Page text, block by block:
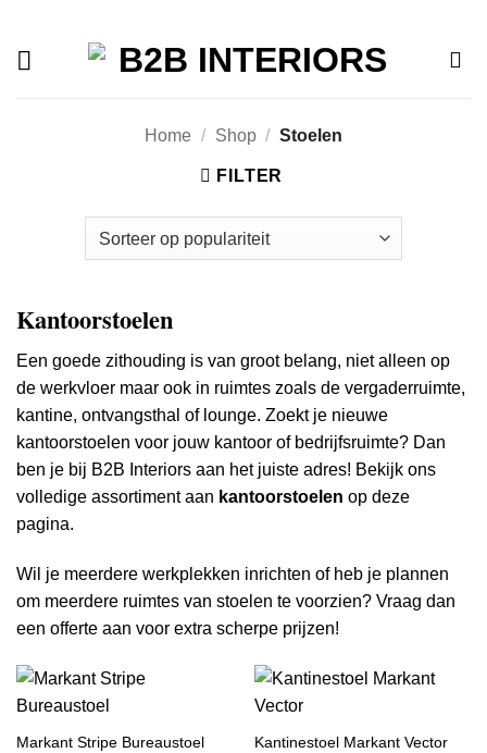
inhoud
Home / Shop / Stoelen
FILTER
Kantoorstoelen
Een goede zithouding is van groot belang, niet alleen op
de werkvloer maar ook in ruimtes zoals de vergaderruimte,
kantine, ontvangsthal of lounge. Zoekt je nieuwe
kantoorstoelen voor jouw kantoor of bedrijfsruimte? Dan
ben je bij B2B Interiors aan het juiste adres! Bekijk ons
volledige assortiment aan kantoorstoelen op deze
pagina.
Wil je meerdere werkplekken inrichten of heb je plannen
om meerdere ruimtes van stoelen te voorzien? Vraag dan
een offerte aan voor extra scherpe prijzen!
Markant Stripe Bureaustoel
Kantinestoel Markant Vector